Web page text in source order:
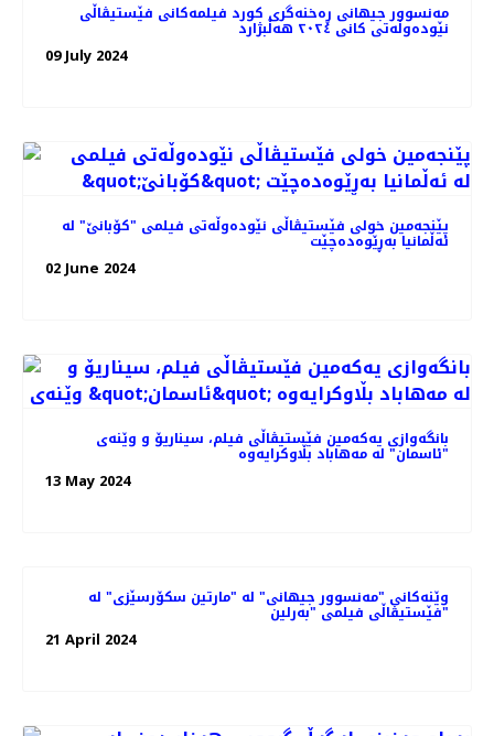
مەنسوور جیهانی ڕه‌خنه‌گری کورد فیلمه‌کانی فێستیڤاڵی
نێوده‌وڵه‌تی کانی ٢٠٢٤ هه‌ڵبژارد
09 July 2024
پێنجەمین خولی فێستیڤاڵی نێودەوڵەتی فیلمی "کۆبانێ" لە
ئەڵمانیا بەڕێوەده‌چێت
02 June 2024
بانگەوازی یەکەمین فێستیڤاڵی فیلم، سیناریۆ و وێنه‌ی
"ئاسمان" لە مەهاباد بڵاوکرایەوە
13 May 2024
وێنەکانی "مەنسوور جیهانی" له‌ "مارتین سکۆرسێزی" لە
فێستیڤاڵی فیلمی "بەرلین"
21 April 2024